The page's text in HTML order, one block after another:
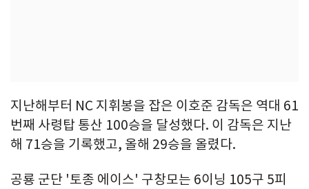
지난해부터 NC 지휘봉을 잡은 이호준 감독은 역대 61
번째 사령탑 통산 100승을 달성했다. 이 감독은 지난
해 71승을 기록했고, 올해 29승을 올렸다.
공룡 군단 '토종 에이스' 구창모는 6이닝 105구 5피